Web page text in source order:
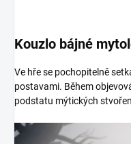
Kouzlo bájné
Ve hře se pochopitelně
postavami. Během
podstatu mýtických